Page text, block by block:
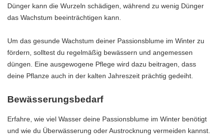
Dünger kann die Wurzeln schädigen, während zu wenig Dünger
das Wachstum beeinträchtigen kann.
Um das gesunde Wachstum deiner Passionsblume im Winter zu
fördern, solltest du regelmäßig bewässern und angemessen
düngen. Eine ausgewogene Pflege wird dazu beitragen, dass
deine Pflanze auch in der kalten Jahreszeit prächtig gedeiht.
Bewässerungsbedarf
Erfahre, wie viel Wasser deine Passionsblume im Winter benötigt
und wie du Überwässerung oder Austrocknung vermeiden kannst.